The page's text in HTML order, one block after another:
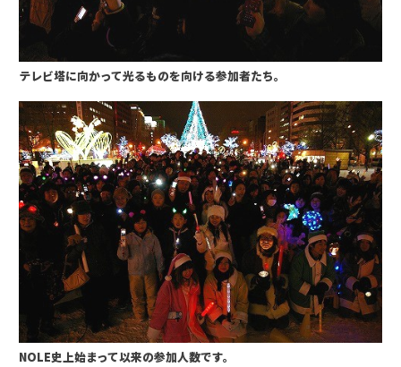
テレビ塔に向かって光るものを向ける参加者たち。
NOLE史上始まって以来の参加人数です。